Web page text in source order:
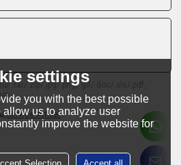
.rar/.zip/.jpg/.png/.gif/.doc/.xls/.pdf,
Service-Artikel
settings
you with the best possible
us to analyze user
improve the website for